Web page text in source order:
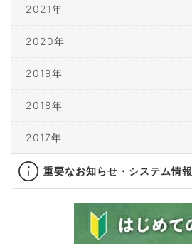
2021年
2020年
2019年
2018年
2017年
重要なお知らせ・システム情報